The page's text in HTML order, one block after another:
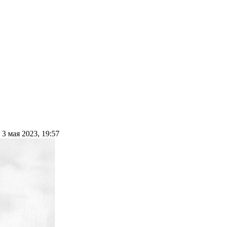
3 мая 2023, 19:57